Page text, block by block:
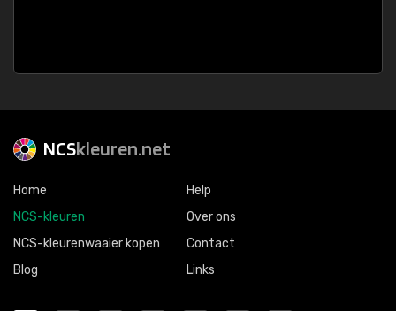
NCSkleuren.net
Home
NCS-kleuren
NCS-kleurenwaaier kopen
Blog
Help
Over ons
Contact
Links